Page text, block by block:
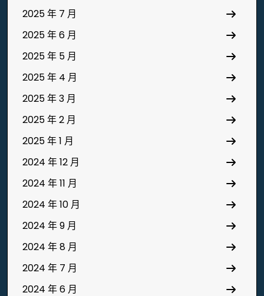
2025 年 7 月
2025 年 6 月
2025 年 5 月
2025 年 4 月
2025 年 3 月
2025 年 2 月
2025 年 1 月
2024 年 12 月
2024 年 11 月
2024 年 10 月
2024 年 9 月
2024 年 8 月
2024 年 7 月
2024 年 6 月